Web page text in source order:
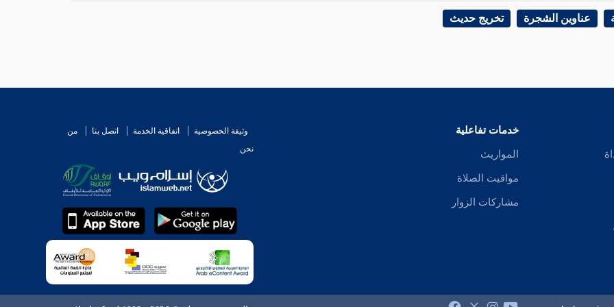
عناوين الشجرة تخريج حديث
خدمات تفاعلية
المواريث
مواقيت الصلاة
مشاركات الزوار
وثيقة الخصوصية اتفاقية الخدمة اتصل بنا
من
نحن